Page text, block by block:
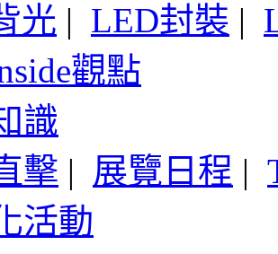
光 | LED封裝 |
觀點
識
擊 | 展覽日程 |
活動